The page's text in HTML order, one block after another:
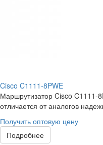
Cisco C1111-8PWE
Маршрутизатор Cisco C1111-
отличается от аналогов
Получить оптовую цену
Подробнее